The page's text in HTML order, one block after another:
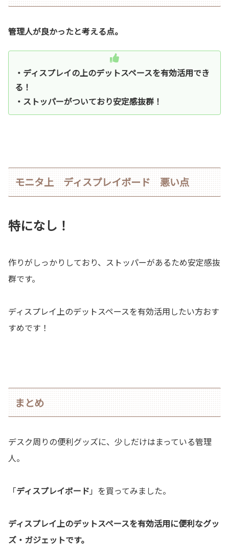
管理人が良かったと考える点。
・ディスプレイの上のデットスペースを有効活用でき
る！
・ストッパーがついており安定感抜群！
モニタ上 ディスプレイボード 悪い点
特になし！
作りがしっかりしており、ストッパーがあるため安定感抜
群です。
ディスプレイ上のデットスペースを有効活用したい方おす
すめです！
まとめ
デスク周りの便利グッズに、少しだけはまっている管理
人。
「ディスプレイボード 」を買ってみました。
ディスプレイ上のデットスペースを有効活用に便利なグッ
ズ・ガジェットです。